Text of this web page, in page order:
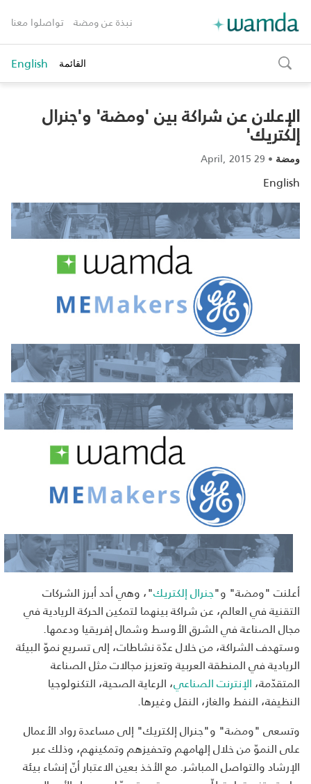
نبذة عن ومضة تواصلوا معنا
toggle
search
القائمة English
الإعلان عن شراكة بين 'ومضة' و'جنرال
إلكتريك'
ومضة •
29 April, 2015
English
أعلنت "ومضة" و"جنرال إلكتريك"، وهي أحد أبرز الشركات
التقنية في العالم، عن شراكة بينهما لتمكين الحركة الريادية في
مجال الصناعة في الشرق الأوسط وشمال إفريقيا ودعمها.
وستهدف الشراكة، من خلال عدّة نشاطات، إلى تسريع نموّ البيئة
الريادية في المنطقة العربية وتعزيز مجالات مثل الصناعة
المتقدّمة،الإنترنت الصناعي، الرعاية الصحية، التكنولوجيا
النظيفة، النفط والغاز، النقل وغيرها.
وتسعى "ومضة" و"جنرال إلكتريك" إلى مساعدة رواد الأعمال
على النموّ من خلال إلهامهم وتحفيزهم وتمكينهم، وذلك عبر
الإرشاد والتواصل المباشر. مع الأخذ بعين الاعتبار أنّ إنشاء بيئة